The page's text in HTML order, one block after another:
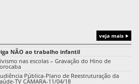
veja mais
NÃO ao trabalho infantil
nas escolas – Gravação do Hino de
Pública-Plano de Reestruturação da
TV CÂMARA-11/04/18